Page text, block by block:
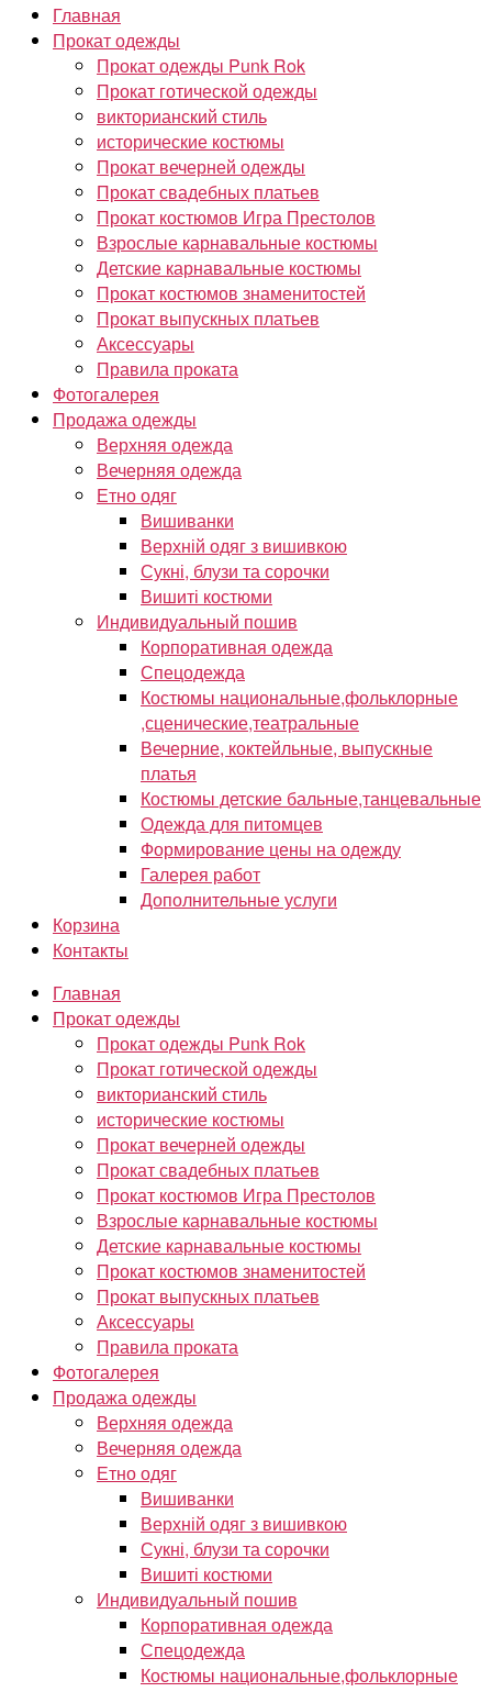
Главная
Прокат одежды
Прокат одежды Punk Rok
Прокат готической одежды
викторианский стиль
исторические костюмы
Прокат вечерней одежды
Прокат свадебных платьев
Прокат костюмов Игра Престолов
Взрослые карнавальные костюмы
Детские карнавальные костюмы
Прокат костюмов знаменитостей
Прокат выпускных платьев
Аксессуары
Правила проката
Фотогалерея
Продажа одежды
Верхняя одежда
Вечерняя одежда
Етно одяг
Вишиванки
Верхній одяг з вишивкою
Сукні, блузи та сорочки
Вишиті костюми
Индивидуальный пошив
Корпоративная одежда
Спецодежда
Костюмы национальные,фольклорные
,сценические,театральные
Вечерние, коктейльные, выпускные
платья
Костюмы детские бальные,танцевальные
Одежда для питомцев
Формирование цены на одежду
Галерея работ
Дополнительные услуги
Корзина
Контакты
Главная
Прокат одежды
Прокат одежды Punk Rok
Прокат готической одежды
викторианский стиль
исторические костюмы
Прокат вечерней одежды
Прокат свадебных платьев
Прокат костюмов Игра Престолов
Взрослые карнавальные костюмы
Детские карнавальные костюмы
Прокат костюмов знаменитостей
Прокат выпускных платьев
Аксессуары
Правила проката
Фотогалерея
Продажа одежды
Верхняя одежда
Вечерняя одежда
Етно одяг
Вишиванки
Верхній одяг з вишивкою
Сукні, блузи та сорочки
Вишиті костюми
Индивидуальный пошив
Корпоративная одежда
Спецодежда
Костюмы национальные,фольклорные